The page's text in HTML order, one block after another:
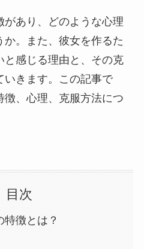
あり、どのような心理
。また、彼女を作るた
と感じる理由と、その克
いきます。この記事で
徴、心理、克服方法につ
目次
特徴とは？